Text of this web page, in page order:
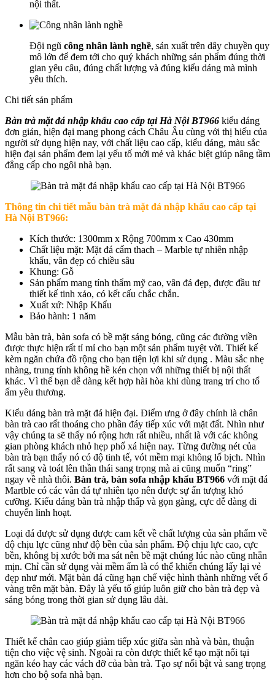
nội thất.
Đội ngũ công nhân lành nghề, sản xuất trên dây chuyền quy
mô lớn để đem tới cho quý khách những sản phẩm đúng thời
gian yêu câu, đúng chất lượng và đúng kiểu dáng mà mình
yêu thích.
Chi tiết sản phẩm
Bàn trà mặt đá nhập khẩu cao cấp tại Hà Nội BT966 kiểu dáng
đơn giản, hiện đại mang phong cách Châu Âu cùng với thị hiếu của
người sử dụng hiện nay, với chất liệu cao cấp, kiểu dáng, màu sắc
hiện đại sản phẩm đem lại yếu tố mới mẻ và khác biệt giúp nâng tầm
đẳng cấp cho ngôi nhà bạn.
Thông tin chi tiết mẫu bàn trà mặt đá nhập khẩu cao cấp tại
Hà Nội BT966:
Kích thước: 1300mm x Rộng 700mm x Cao 430mm
Chất liệu mặt: Mặt đá cẩm thach – Marble tự nhiên nhập
khẩu, vân đẹp có chiều sâu
Khung: Gỗ
Sản phẩm mang tính thẩm mỹ cao, vân đá đẹp, được đầu tư
thiết kế tinh xảo, có kết cấu chắc chắn.
Xuất xứ: Nhập Khẩu
Bảo hành: 1 năm
Mẫu bàn trà, bàn sofa có bề mặt sáng bóng, cũng các đường viền
được thực hiện rất tỉ mỉ cho bạn một sản phẩm tuyệt vời. Thiết kế
kèm ngăn chứa đồ rộng cho bạn tiện lợi khi sử dụng . Màu sắc nhẹ
nhàng, trung tính không hề kén chọn với những thiết bị nội thất
khác. Vì thế bạn dễ dàng kết hợp hài hòa khi dùng trang trí cho tổ
ấm yêu thương.
Kiểu dáng bàn trà mặt đá hiện đại. Điểm ưng ở đây chính là chân
bàn trà cao rất thoáng cho phần đáy tiếp xúc với mặt đất. Nhìn như
vậy chúng ta sẽ thấy nó rộng hơn rất nhiều, nhất là với các không
gian phòng khách nhỏ hẹp phố xá hiện nay. Từng đường nét của
bàn trà bạn thấy nó có độ tinh tế, vót mềm mại không lố bịch. Nhìn
rất sang và toát lên thần thái sang trọng mà ai cũng muốn “ring”
ngay về nhà thôi. Bàn trà, bàn sofa nhập khẩu BT966 với mặt đá
Martble có các vân đá tự nhiên tạo nên được sự ấn tượng khó
cưỡng. Kiểu dáng bàn trà nhập thấp và gọn gàng, cực dễ dàng di
chuyển linh hoạt.
Loại đá được sử dụng được cam kết về chất lượng của sản phẩm về
độ chịu lực cũng như độ bền của sản phẩm. Độ chịu lực cao, cực
bền, không bị xước bởi ma sát nên bề mặt chúng lúc nào cũng nhẵn
mịn. Chỉ cần sử dụng vài mềm ẩm là có thể khiến chúng lấy lại vẻ
đẹp như mới. Mặt bàn đá cũng hạn chế việc hình thành những vết ố
vàng trên mặt bàn. Đây là yếu tố giúp luôn giữ cho bàn trà đẹp và
sáng bóng trong thời gian sử dụng lâu dài.
Thiết kế chân cao giúp giảm tiếp xúc giữa sàn nhà và bàn, thuận
tiện cho việc vệ sinh. Ngoài ra còn được thiết kế tạo mặt nổi tại
ngăn kéo hay các vách đỡ của bàn trà. Tạo sự nổi bật và sang trọng
hơn cho bộ sofa nhà bạn.